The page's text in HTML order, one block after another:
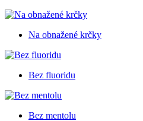
Na obnažené krčky
Bez fluoridu
Bez mentolu